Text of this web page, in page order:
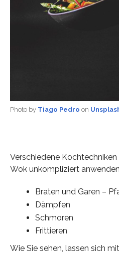
Photo by Tiago Pedro on
Verschiedene
Wok unkompliziert
Braten und Garen –
Dämpfen
Schmoren
Frittieren
Wie Sie sehen, lassen sich